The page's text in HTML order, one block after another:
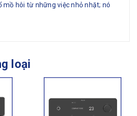
mồ hôi từ những việc nhỏ nhặt; nó
loại